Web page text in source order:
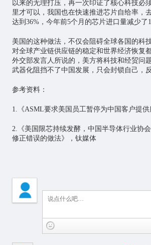
以来的无理打压，再一次印证了核心科技必
里才可以，我国也在快速推进芯片自给率，
达到36%，今年前5个月的芯片进口量减少了
美国的这种做法，不仅会阻碍全球各国的科
对全球产业链供应链的稳定和世界经济恢复
外交部发言人所说的，美方将科技和经贸问
武器化阻挡不了中国发展，只会封锁自己，
参考资料：
1.《ASML要求美国员工暂停为中国客户提
2.《美国限芯持续发酵，中国半导体行业协
修正错误的做法》，钛媒体